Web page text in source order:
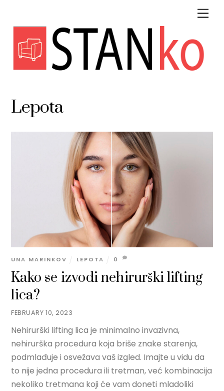
Lepota
FEBRUARY 10, 2023
Kako se izvodi nehirurški lifting
lica?
UNA MARINKOV LEPOTA 0
Nehirurški lifting lica je minimalno invazivna,
nehirurška procedura koja briše znake starenja,
podmlađuje i osvežava vaš izgled. Imajte u vidu da
to nije jedna procedura ili tretman, već kombinacija
nekoliko tretmana koji će vam doneti mladoliki